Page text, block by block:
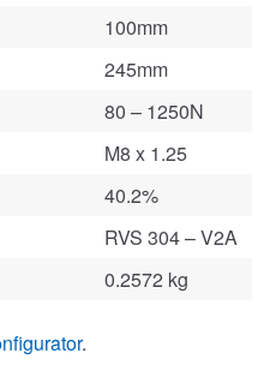
100mm
245mm
80 – 1250N
M8 x 1.25
40.2%
RVS 304 – V2A
0.2572 kg
.